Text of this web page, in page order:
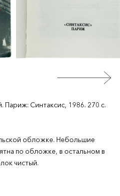
Синтаксис, 1986. 270 с.
обложке. Небольшие
по обложке, в остальном в
чистый.